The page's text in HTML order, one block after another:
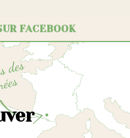
FACEBOOK